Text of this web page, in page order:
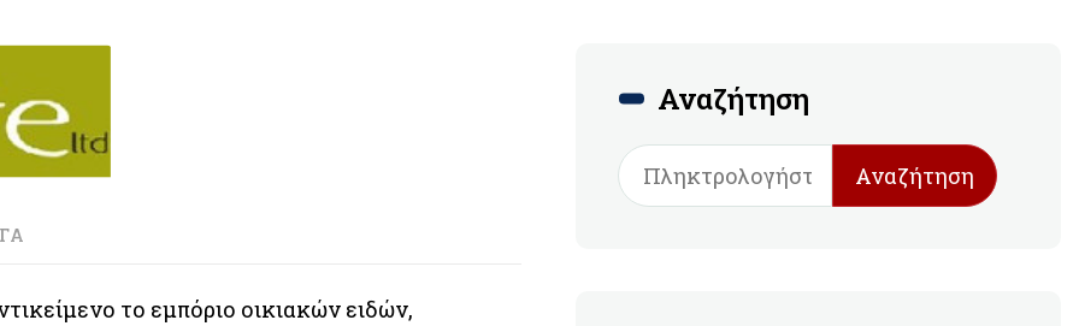
το εμπόριο οικιακών ειδών,
Αναζήτηση
Αναζήτηση